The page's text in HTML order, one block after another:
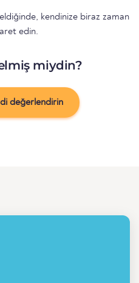
kendinize biraz zaman
edin.
miydin?
değerlendirin